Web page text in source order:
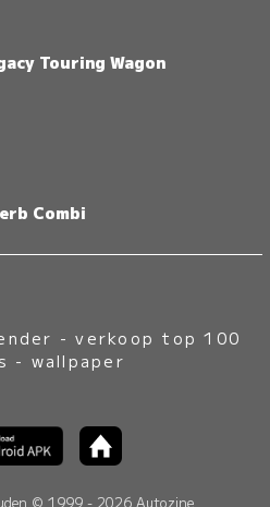
Touring Wagon
Combi
-verkoop top 100
- wallpaper